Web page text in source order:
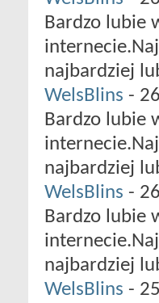
Bardzo lubie
najbardziej
WelsBlins -
Bardzo lubie
najbardziej
WelsBlins -
Bardzo lubie
najbardziej
WelsBlins -